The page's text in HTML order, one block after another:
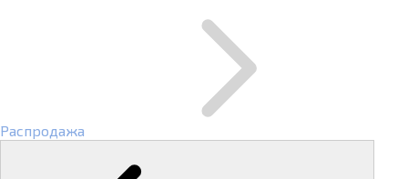
Распродажа